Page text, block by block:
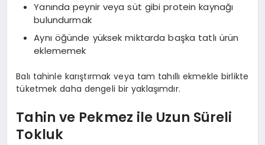
Yanında peynir veya süt gibi protein kaynağı
bulundurmak
Aynı öğünde yüksek miktarda başka tatlı ürün
eklememek
Balı tahinle karıştırmak veya tam tahıllı ekmekle birlikte
tüketmek daha dengeli bir yaklaşımdır.
Tahin ve Pekmez ile Uzun Süreli
Tokluk